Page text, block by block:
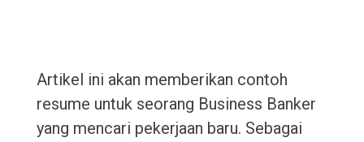
Artikel ini akan memberikan contoh
resume untuk seorang Business Banker
yang mencari pekerjaan baru. Sebagai